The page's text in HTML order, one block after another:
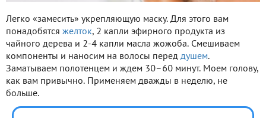
Легко «замесить» укрепляющую маску. Для этого вам
понадобятся желток, 2 капли эфирного продукта из
чайного дерева и 2-4 капли масла жожоба. Смешиваем
компоненты и наносим на волосы перед душем.
Заматываем полотенцем и ждем 30–60 минут. Моем голову,
как вам привычно. Применяем дважды в неделю, не
больше.